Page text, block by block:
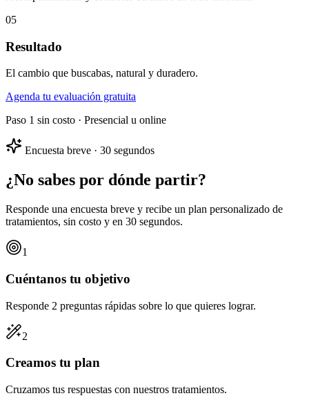
05
Resultado
El cambio que buscabas, natural y duradero.
Agenda tu evaluación gratuita
Paso 1 sin costo · Presencial u online
Encuesta breve · 30 segundos
¿No sabes por dónde partir?
Responde una encuesta breve y recibe un plan personalizado de
tratamientos, sin costo y en 30 segundos.
1
Cuéntanos tu objetivo
Responde 2 preguntas rápidas sobre lo que quieres lograr.
2
Creamos tu plan
Cruzamos tus respuestas con nuestros tratamientos.